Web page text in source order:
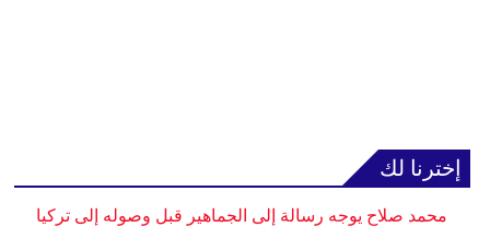
إخترنا لك
محمد صلاح يوجه رسالة إلى الجماهير قبل وصوله إلى تركيا